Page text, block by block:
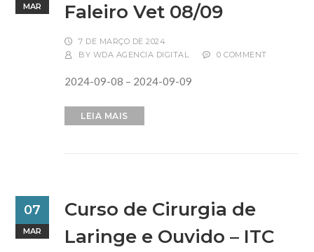
MAR
Faleiro Vet 08/09
7 DE MARÇO DE 2024
BY WDA AGENCIA DIGITAL 0 COMMENT
2024-09-08 – 2024-09-09
LEIA MAIS
07
MAR
Curso de Cirurgia de
Laringe e Ouvido – ITC